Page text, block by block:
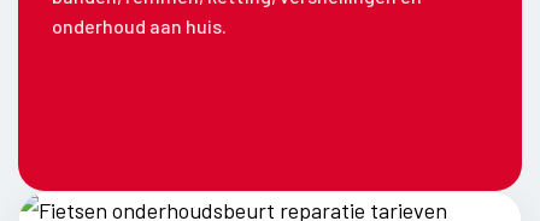
onderhoud aan huis.